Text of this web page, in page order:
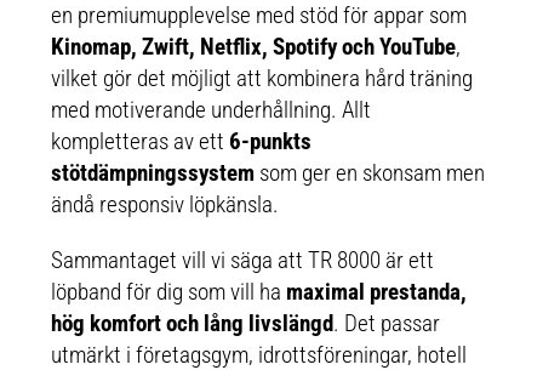
en premiumupplevelse med stöd för appar som
Kinomap, Zwift, Netflix, Spotify och YouTube,
vilket gör det möjligt att kombinera hård träning
med motiverande underhållning. Allt
kompletteras av ett 6-punkts
stötdämpningssystem som ger en skonsam men
ändå responsiv löpkänsla.
Sammantaget vill vi säga att TR 8000 är ett
löpband för dig som vill ha maximal prestanda,
hög komfort och lång livslängd. Det passar
utmärkt i företagsgym, idrottsföreningar, hotell